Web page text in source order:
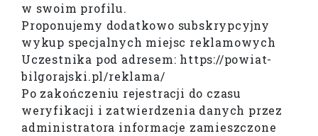
w swoim profilu.
Proponujemy dodatkowo subskrypcyjny
wykup specjalnych miejsc reklamowych
Uczestnika pod adresem: https://powiat-
bilgorajski.pl/reklama/
Po zakończeniu rejestracji do czasu
weryfikacji i zatwierdzenia danych przez
administratora informacje zamieszczone